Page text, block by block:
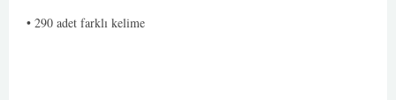
• 290 adet farklı kelime